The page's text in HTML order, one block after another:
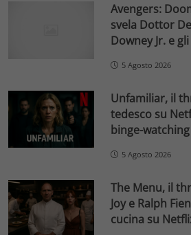
Avengers:
svela Dottor
Downey Jr. e
5 Agosto 2026
Unfamiliar, il
tedesco su
binge-watching
5 Agosto 2026
The Menu, il
Joy e Ralph
cucina su